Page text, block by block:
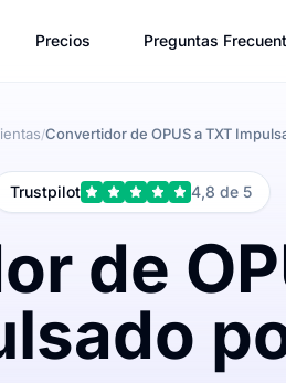
Precios Preguntas
/Convertidor de OPUS a TXT
Trustpilot 4,8 de 5
de